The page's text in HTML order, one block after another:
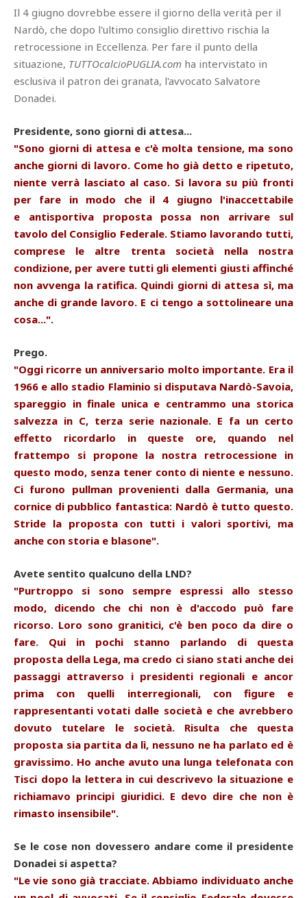
Il 4 giugno dovrebbe essere il giorno della verità per il
Nardò, che dopo l'ultimo consiglio direttivo rischia la
retrocessione in Eccellenza. Per fare il punto della
situazione, TUTTOcalcioPUGLIA.com ha intervistato in
esclusiva il patron dei granata, l'avvocato Salvatore
Donadei.
Presidente, sono giorni di attesa...
"Sono giorni di attesa e c'è molta tensione, ma sono
anche giorni di lavoro. Come ho già detto e ripetuto,
niente verrà lasciato al caso. Si lavora su più fronti
per fare in modo che il 4 giugno l'inaccettabile
e antisportiva proposta possa non arrivare sul
tavolo del Consiglio Federale. Stiamo lavorando tutti,
comprese le altre trenta società nella nostra
condizione, per avere tutti gli elementi giusti affinché
non avvenga la ratifica. Quindi giorni di attesa sì, ma
anche di grande lavoro. E ci tengo a sottolineare una
cosa...".
Prego.
"Oggi ricorre un anniversario molto importante. Era il
1966 e allo stadio Flaminio si disputava Nardò-Savoia,
spareggio in finale unica e centrammo una storica
salvezza in C, terza serie nazionale. E fa un certo
effetto ricordarlo in queste ore, quando nel
frattempo si propone la nostra retrocessione in
questo modo, senza tener conto di niente e nessuno.
Ci furono pullman provenienti dalla Germania, una
cornice di pubblico fantastica: Nardò è tutto questo.
Stride la proposta con tutti i valori sportivi, ma
anche con storia e blasone".
Avete sentito qualcuno della LND?
"Purtroppo si sono sempre espressi allo stesso
modo, dicendo che chi non è d'accodo può fare
ricorso. Loro sono granitici, c'è ben poco da dire o
fare. Qui in pochi stanno parlando di questa
proposta della Lega, ma credo ci siano stati anche dei
passaggi attraverso i presidenti regionali e ancor
prima con quelli interregionali, con figure e
rappresentanti votati dalle società e che avrebbero
dovuto tutelare le società. Risulta che questa
proposta sia partita da lì, nessuno ne ha parlato ed è
gravissimo. Ho anche avuto una lunga telefonata con
Tisci dopo la lettera in cui descrivevo la situazione e
richiamavo principi giuridici. E devo dire che non è
rimasto insensibile".
Se le cose non dovessero andare come il presidente
Donadei si aspetta?
"Le vie sono già tracciate. Abbiamo individuato anche